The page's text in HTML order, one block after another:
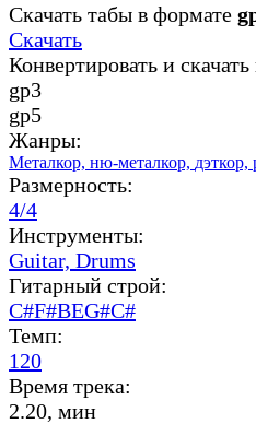
Скачать табы в формате
Скачать
Конвертировать и
gp3
gp5
Жанры:
Металкор, ню-металкор, дэткор,
Размерность:
4/4
Инструменты:
Guitar, Drums
Гитарный строй:
C#F#BEG#C#
Темп:
120
Время трека:
2.20, мин